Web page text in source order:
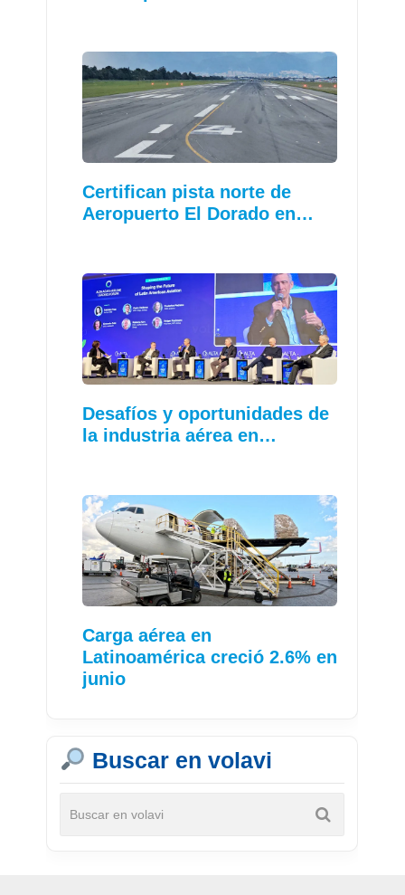
Certifican pista norte de
Aeropuerto El Dorado en…
Desafíos y oportunidades de
la industria aérea en…
Carga aérea en
Latinoamérica creció 2.6% en
junio
Buscar en volavi